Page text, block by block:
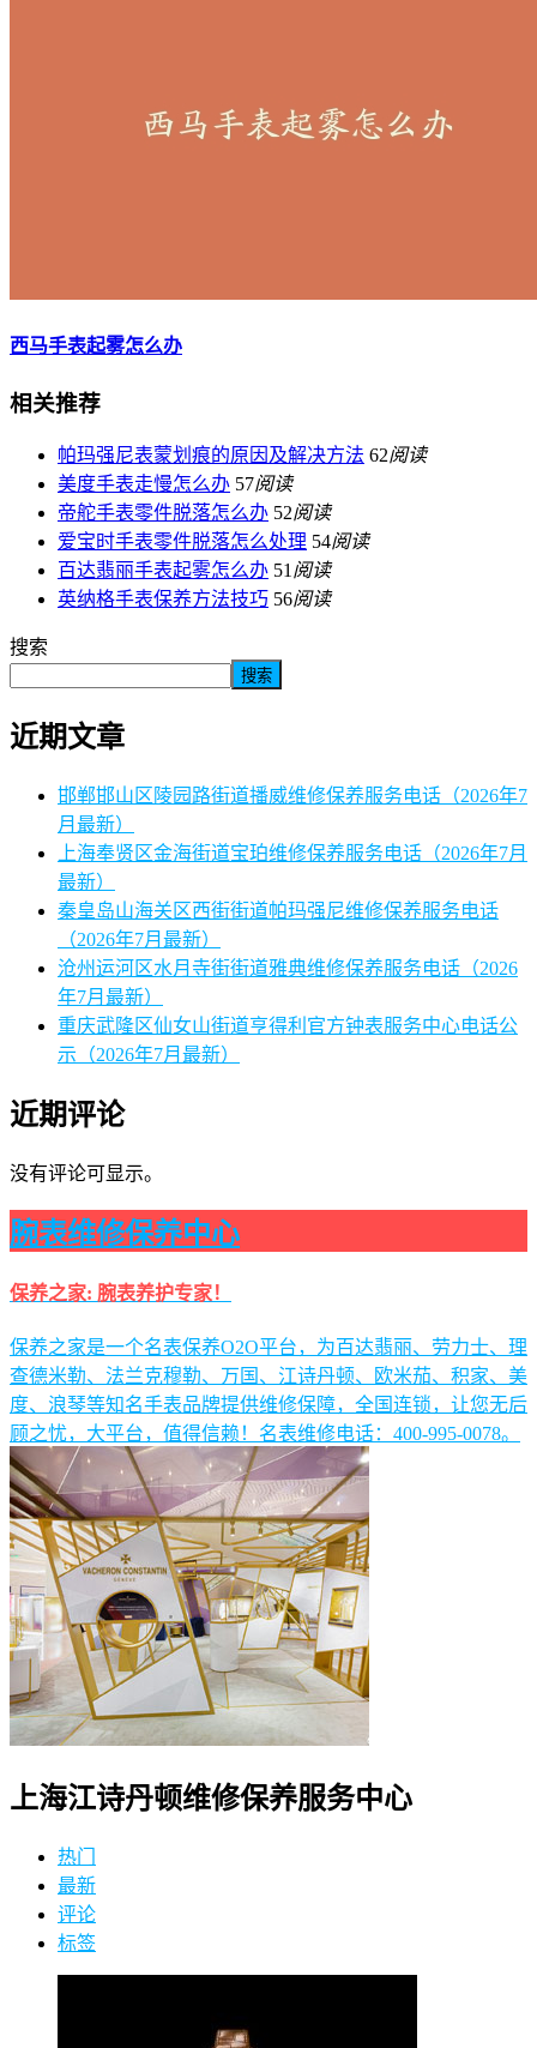
西马手表起雾怎么办
相关推荐
帕玛强尼表蒙划痕的原因及解决方法 62阅读
美度手表走慢怎么办 57阅读
帝舵手表零件脱落怎么办 52阅读
爱宝时手表零件脱落怎么处理 54阅读
百达翡丽手表起雾怎么办 51 阅读
英纳格手表保养方法技巧 56阅读
搜索
搜索
近期文章
邯郸邯山区陵园路街道播威维修保养服务电话（2026年7
月最新）
上海奉贤区金海街道宝珀维修保养服务电话（2026年7月
最新）
秦皇岛山海关区西街街道帕玛强尼维修保养服务电话
（2026年7月最新）
沧州运河区水月寺街街道雅典维修保养服务电话（2026
年7月最新）
重庆武隆区仙女山街道亨得利官方钟表服务中心电话公
示（2026年7月最新）
近期评论
没有评论可显示。
腕表维修保养中心
保养之家: 腕表养护专家！
保养之家是一个名表保养O2O平台，为百达翡丽、劳力士、理
查德米勒、法兰克穆勒、万国、江诗丹顿、欧米茄、积家、美
度、浪琴等知名手表品牌提供维修保障，全国连锁，让您无后
顾之忧，大平台，值得信赖！名表维修电话：400-995-0078。
上海江诗丹顿维修保养服务中心
热门
最新
评论
标签